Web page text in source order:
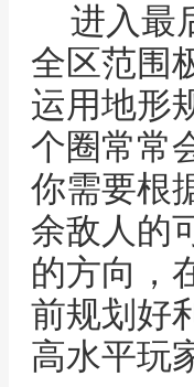
进入最
全区范围
运用地形
个圈常常
你需要根
余敌人的
的方向，
前规划好
高水平玩